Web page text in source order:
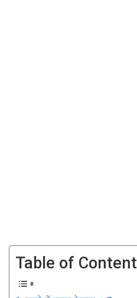
Table of Content